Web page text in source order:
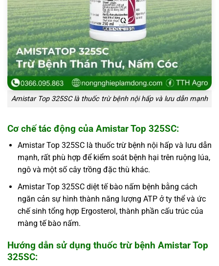
Amistar Top 325SC là thuốc trừ bệnh nội hấp và lưu dẫn mạnh
Cơ chế tác động của Amistar Top 325SC:
Amistar Top 325SC là thuốc trừ bệnh nội hấp và lưu dẫn
mạnh, rất phù hợp để kiểm soát bệnh hại trên ruộng lúa,
ngô và một số cây trồng đặc thù khác.
Amistar Top 325SC diệt tế bào nấm bệnh bằng cách
ngăn cản sự hình thành năng lượng ATP ở ty thể và ức
chế sinh tổng hợp Ergosterol, thành phần cấu trúc của
màng tế bào nấm.
Hướng dẫn sử dụng thuốc trừ bệnh Amistar Top
325SC: